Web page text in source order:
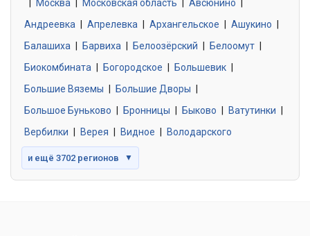
0 объявлений
Знакомства без обязательств
0 объявлений
Москва Московская область Авсюнино
Андреевка
Апрелевка Архангельское Ашукино
Балашиха
Барвиха Белоозёрский Белоомут
Биокомбината
Богородское Большевик
Большие Вяземы
Большие Дворы
Большое Буньково
Бронницы Быково Ватутинки
Вербилки
Верея Видное Володарского
и ещё 3702 регионов ▼